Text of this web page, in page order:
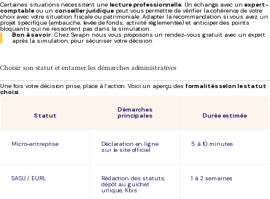
Certaines situations nécessitent une lecture professionnelle. Un échange avec unexpert-
comptableou unconseiller juridiquepeut vous permettre de vérifier la cohérence de votre
choix avec votre situation fiscale ou patrimoniale. Adapter la recommandation si vous avez un
projet spécifique (embauche, levée de fonds, activité réglementée) et anticiper des points
bloquants qui ne ressortent pas dans la simulation.
Bon à savoir :Chez Swapn nous vous proposons un rendez-vous gratuit avec un expert
après la simulation, pour sécuriser votre décision.
Choisir son statut et entamer les démarches administratives
Une fois votre décision prise, place à l’action. Voici un aperçu des formalités selon le statut
choisi :
Statut
Démarches
principales Durée estimée
Micro-entreprise Déclaration en ligne
sur le site officiel
5 à 10 minutes
SASU / EURL Rédaction des statuts,
dépôt au guichet
unique, Kbis
1 à 2 semaines